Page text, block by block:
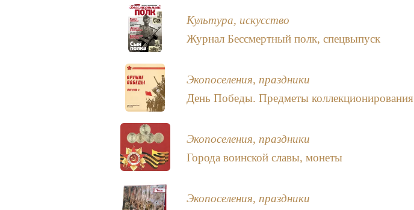
Культура, искусство
Журнал Бессмертный полк, спецвыпуск
Экопоселения, праздники
День Победы. Предметы коллекционирования
Экопоселения, праздники
Города воинской славы, монеты
Экопоселения, праздники